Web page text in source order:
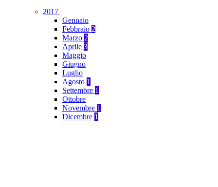
2017
Gennaio
Febbraio 2
Marzo 2
Aprile 3
Maggio
Giugno
Luglio
Agosto 1
Settembre 1
Ottobre
Novembre 1
Dicembre 1